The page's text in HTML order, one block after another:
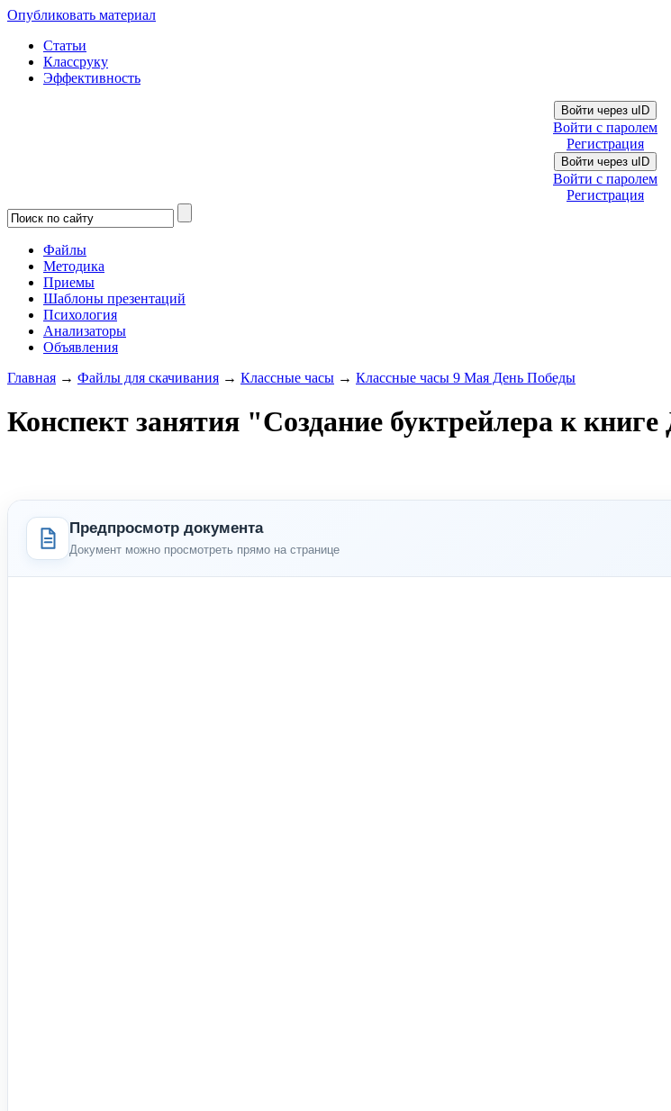
Опубликовать материал
Статьи
Классруку
Эффективность
Войти через uID
Войти с паролем
Регистрация
Войти через uID
Войти с паролем
Регистрация
Файлы
Методика
Приемы
Шаблоны презентаций
Психология
Анализаторы
Объявления
Главная → Файлы для скачивания → Классные часы → Классные часы 9 Мая День Победы
Конспект занятия "Создание буктрейлера к
Предпросмотр документа
Документ можно просмотреть прямо на странице